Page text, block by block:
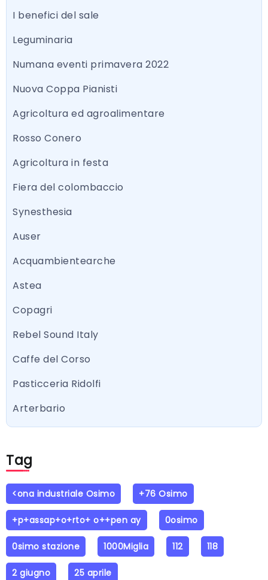
I benefici del sale
Leguminaria
Numana eventi primavera 2022
Nuova Coppa Pianisti
Agricoltura ed agroalimentare
Rosso Conero
Agricoltura in festa
Fiera del colombaccio
Synesthesia
Auser
Acquambientearche
Astea
Copagri
Rebel Sound Italy
Caffe del Corso
Pasticceria Ridolfi
Arterbario
Tag
<ona industriale Osimo +76 Osimo
+p+assap+o+rto+ o++pen ay 0osimo
0simo stazione 1000Miglia 112 118
2 giugno 25 aprile